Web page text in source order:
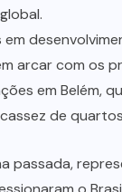
em
arcar com os
em Belém,
de
passada,